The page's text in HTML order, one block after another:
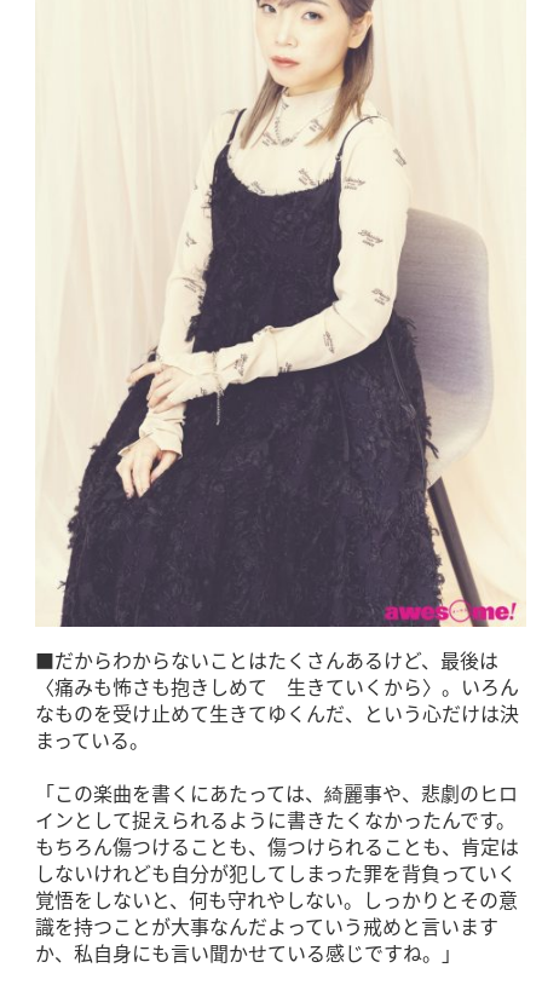
■だからわからないことはたくさんあるけど、最後は
〈痛みも怖さも抱きしめて 生きていくから〉。いろん
なものを受け止めて生きてゆくんだ、という心だけは決
まっている。
「この楽曲を書くにあたっては、綺麗事や、悲劇のヒロ
インとして捉えられるように書きたくなかったんです。
もちろん傷つけることも、傷つけられることも、肯定は
しないけれども自分が犯してしまった罪を背負っていく
覚悟をしないと、何も守れやしない。しっかりとその意
識を持つことが大事なんだよっていう戒めと言います
か、私自身にも言い聞かせている感じですね。」